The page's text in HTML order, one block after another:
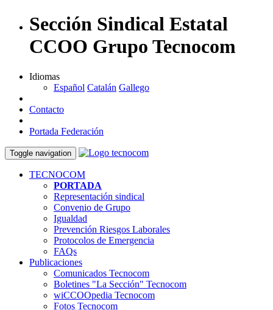
Sección Sindical Estatal
CCOO Grupo Tecnocom
Idiomas
Español Catalán Gallego
Contacto
Portada Federación
Toggle navigation
TECNOCOM
PORTADA
Representación sindical
Convenio de Grupo
Igualdad
Prevención Riesgos Laborales
Protocolos de Emergencia
FAQs
Publicaciones
Comunicados Tecnocom
Boletines "La Sección" Tecnocom
wiCCOOpedia Tecnocom
Fotos Tecnocom